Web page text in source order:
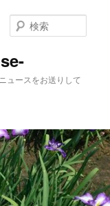
ュースをお送りして
索